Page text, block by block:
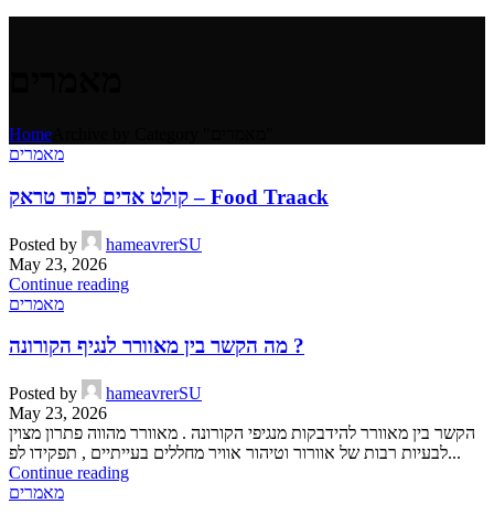
Home
מאמרים
קולט אדים לפוד טראק – Food Traack
Posted by
hameavrerSU
May 23, 2026
Continue reading
מאמרים
מה הקשר בין מאוורר לנגיף הקורונה ?
Posted by
hameavrerSU
May 23, 2026
הקשר בין מאוורר להידבקות מנגיפי הקורונה . מאוורר מהווה פתרון מצוין
לבעיות רבות של אוורור וטיהור אוויר מחללים בעייתיים , תפקידו לפ...
Continue reading
מאמרים